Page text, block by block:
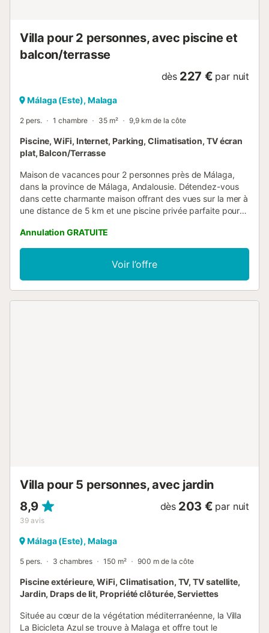
serviettes etc.. ne sont pas incluses dans le prix de cette
...
Villa pour 2 personnes, avec piscine et
balcon/terrasse
dès 227 € par nuit
Málaga (Este), Malaga
2 pers. 1 chambre 35 m² 9,9 km de la côte
Piscine, WiFi, Internet, Parking, Climatisation, TV écran
plat, Balcon/Terrasse
Maison de vacances pour 2 personnes près de Málaga,
dans la province de Málaga, Andalousie. Détendez-vous
dans cette charmante maison offrant des vues sur la mer à
une distance de 5 km et une piscine privée parfaite pour
comprend un salon accueillant, une chambre avec un lit
double, une cuisine entièrement équipée et une salle de
bain avec douche. Tout l'espace est conçu pour offrir
confort et tranquillité. L'intérieur est chaleureux et
accueillant. La cuisine moderne et ouverte sur le salon
Annulation GRATUITE
Voir l’offre
Villa pour 5 personnes, avec jardin
8,9
39 avis
dès 203 € par nuit
Málaga (Este), Malaga
5 pers. 3 chambres 150 m² 900 m de la côte
Piscine extérieure, WiFi, Climatisation, TV, TV satellite,
Jardin, Draps de lit, Propriété clôturée, Serviettes
Située au cœur de la végétation méditerranéenne, la Villa
La Bicicleta Azul se trouve à Malaga et offre tout le